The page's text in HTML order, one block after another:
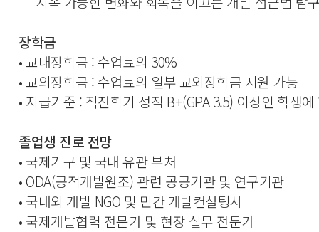
장학금
•교내장학금 : 수업료의 30%
•교외장학금 :수업료의 일부 교외장학금 지원 가능
• 지급기준 : 직전학기 성적 B+(GPA 3.5) 이상인 학생에
졸업생 진로 전망
• 국제기구 및 국내 유관 부처
• ODA(공적개발원조) 관련 공공기관 및 연구기관
• 국내외 개발 NGO 및 민간 개발컨설팅사
•국제개발협력 전문가 및 현장 실무 전문가